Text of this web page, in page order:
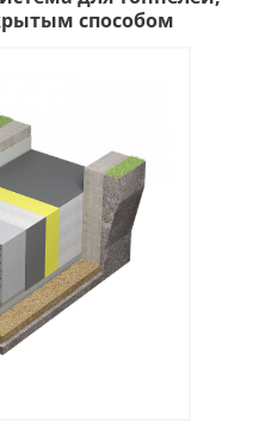
способом